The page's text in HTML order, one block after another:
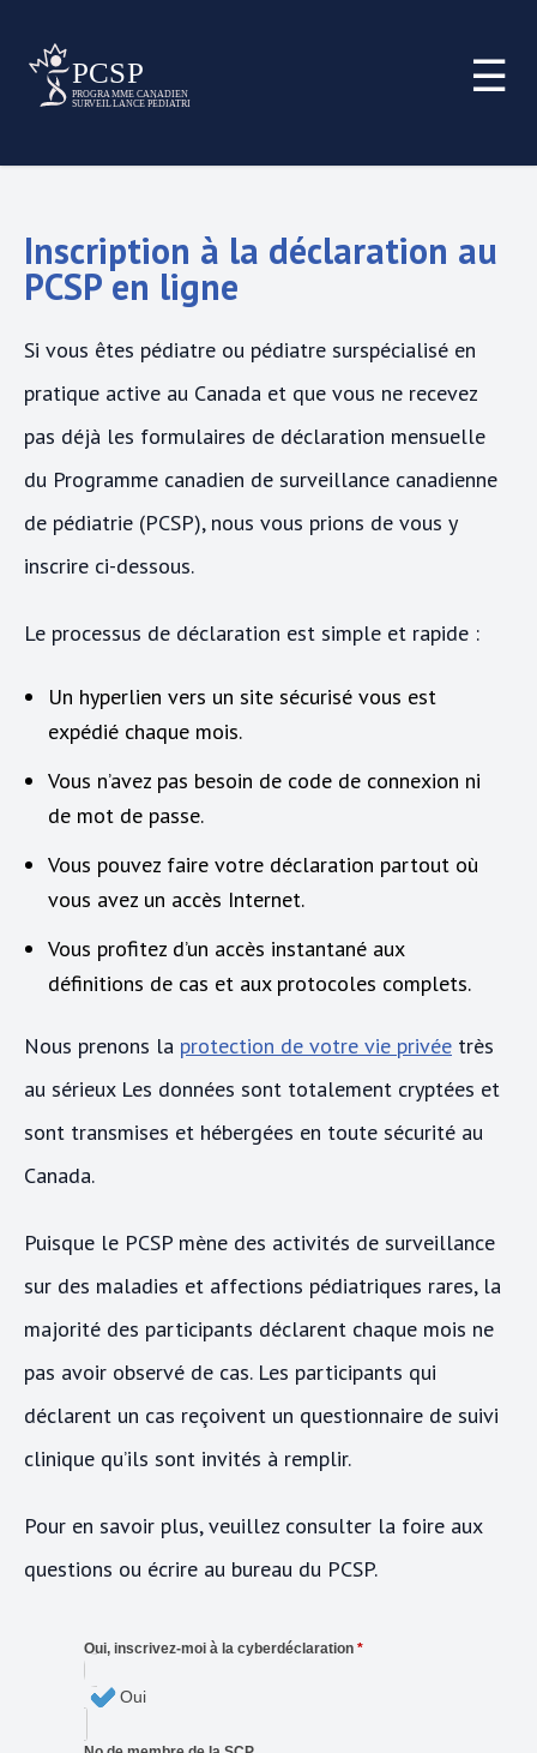
☰
Inscription à la déclaration au
PCSP en ligne
Si vous êtes pédiatre ou pédiatre surspécialisé en
pratique active au Canada et que vous ne recevez
pas déjà les formulaires de déclaration mensuelle
du Programme canadien de surveillance canadienne
de pédiatrie (PCSP), nous vous prions de vous y
inscrire ci-dessous.
Le processus de déclaration est simple et rapide :
Un hyperlien vers un site sécurisé vous est
expédié chaque mois.
Vous n’avez pas besoin de code de connexion ni
de mot de passe.
Vous pouvez faire votre déclaration partout où
vous avez un accès Internet.
Vous profitez d’un accès instantané aux
définitions de cas et aux protocoles complets.
Nous prenons la protection de votre vie privée très
au sérieux Les données sont totalement cryptées et
sont transmises et hébergées en toute sécurité au
Canada.
Puisque le PCSP mène des activités de surveillance
sur des maladies et affections pédiatriques rares, la
majorité des participants déclarent chaque mois ne
pas avoir observé de cas. Les participants qui
déclarent un cas reçoivent un questionnaire de suivi
clinique qu’ils sont invités à remplir.
Pour en savoir plus, veuillez consulter la foire aux
questions ou écrire au bureau du PCSP.